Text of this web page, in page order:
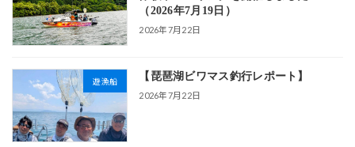
（2026年7月19日）
2026年7月22日
遊漁船 【琵琶湖ビワマス釣行レポート】
2026年7月22日